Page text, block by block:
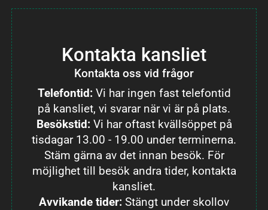
Kontakta kansliet
Kontakta oss vid frågor
Telefontid: Vi har ingen fast telefontid
på kansliet, vi svarar när vi är på plats.
Besökstid: Vi har oftast kvällsöppet på
tisdagar 13.00 - 19.00 under terminerna.
Stäm gärna av det innan besök. För
möjlighet till besök andra tider, kontakta
kansliet.
Avvikande tider: Stängt under skollov